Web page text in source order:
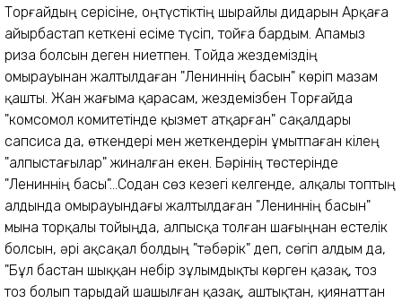
Торғайдың серісіне, оңтүстіктің шырайлы дидарын Арқаға
айырбастап кеткені есіме түсіп, тойға бардым. Апамыз
риза болсын деген ниетпен. Тойда жездеміздің
омырауынан жалтылдаған "Лениннің басын" көріп мазам
қашты. Жан жағыма қарасам, жездемізбен Торғайда
"комсомол комитетінде қызмет атқарған" сақалдары
сапсиса да, өткендері мен жеткендерін ұмытпаған кілең
"алпыстағылар" жиналған екен. Бәрінің төстерінде
"Лениннің басы"...Содан сөз кезегі келгенде, алқалы топтың
алдында омырауындағы жалтылдаған "Лениннің басын"
мына торқалы тойыңда, алпысқа толған шағыңнан естелік
болсын, әрі ақсақал болдың "тәбәрік" деп, сөгіп алдым да,
"Бұл бастан шыққан небір зұлымдықты көрген қазақ, тоз
тоз болып тарыдай шашылған қазақ, аштықтан, қиянаттан